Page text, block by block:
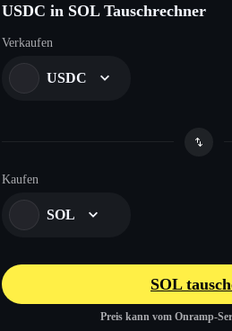
USDC in SOL Tauschrechner
Verkaufen
USDC
Kaufen
SOL
SOL
Preis kann vom Onramp-